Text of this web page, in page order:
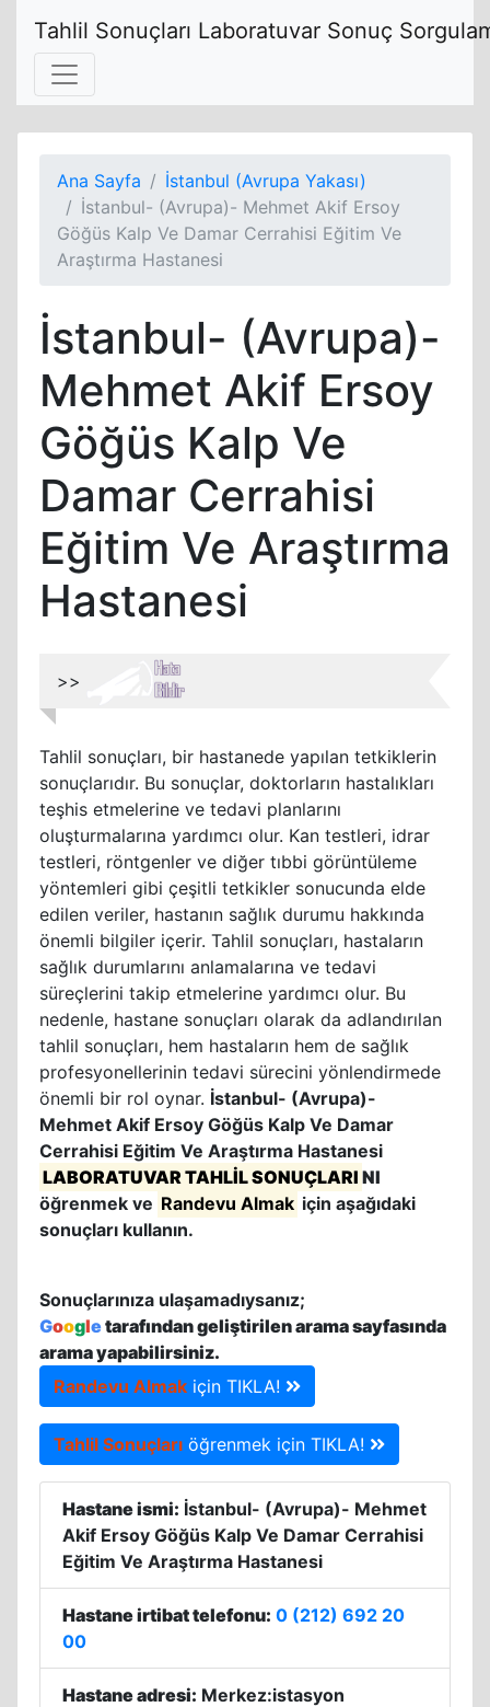
Tahlil Sonuçları Laboratuvar Sonuç
Ana Sayfa
İstanbul (Avrupa Yakası)
İstanbul- (Avrupa)- Mehmet Akif Ersoy
Göğüs Kalp Ve Damar Cerrahisi Eğitim Ve
Araştırma Hastanesi
İstanbul- (Avrupa)-
Mehmet Akif Ersoy
Göğüs Kalp Ve
Damar Cerrahisi
Eğitim Ve Araştırma
Hastanesi
>>
Tahlil sonuçları, bir hastanede yapılan tetkiklerin
sonuçlarıdır. Bu sonuçlar, doktorların hastalıkları
teşhis etmelerine ve tedavi planlarını
oluşturmalarına yardımcı olur. Kan testleri, idrar
testleri, röntgenler ve diğer tıbbi görüntüleme
yöntemleri gibi çeşitli tetkikler sonucunda elde
edilen veriler, hastanın sağlık durumu hakkında
önemli bilgiler içerir. Tahlil sonuçları, hastaların
sağlık durumlarını anlamalarına ve tedavi
süreçlerini takip etmelerine yardımcı olur. Bu
nedenle, hastane sonuçları olarak da adlandırılan
tahlil sonuçları, hem hastaların hem de sağlık
profesyonellerinin tedavi sürecini yönlendirmede
önemli bir rol oynar. İstanbul- (Avrupa)-
Mehmet Akif Ersoy Göğüs Kalp Ve Damar
Cerrahisi Eğitim Ve Araştırma Hastanesi
LABORATUVAR TAHLİL SONUÇLARI NI
öğrenmek ve Randevu Almak için aşağıdaki
sonuçları kullanın.
Sonuçlarınıza ulaşamadıysanız;
Googletarafından geliştirilen arama sayfasında
arama yapabilirsiniz.
Randevu Almak için TIKLA!
Tahlil Sonuçları öğrenmek için TIKLA!
Hastane ismi: İstanbul- (Avrupa)- Mehmet
Akif Ersoy Göğüs Kalp Ve Damar Cerrahisi
Eğitim Ve Araştırma Hastanesi
Hastane irtibat telefonu: 0 (212) 692 20
00
Hastane adresi: Merkez:istasyon